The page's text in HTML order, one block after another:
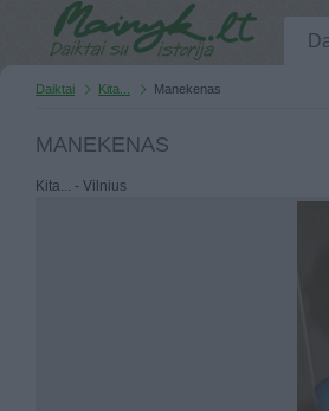
Daiktai Kita... Manekenas
MANEKENAS
Kita... - Vilnius